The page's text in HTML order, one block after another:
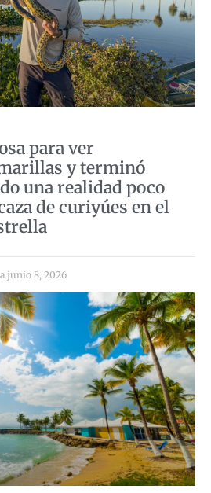
para ver
y terminó
una realidad poco
de curiyúes en el
junio 8, 2026